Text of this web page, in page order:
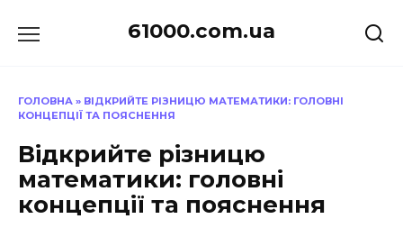
до
61000.com.ua
ГОЛОВНА » ВІДКРИЙТЕ РІЗНИЦЮ МАТЕМАТИКИ: ГОЛОВНІ
КОНЦЕПЦІЇ ТА ПОЯСНЕННЯ
Відкрийте різницю
математики: головні
концепції та пояснення